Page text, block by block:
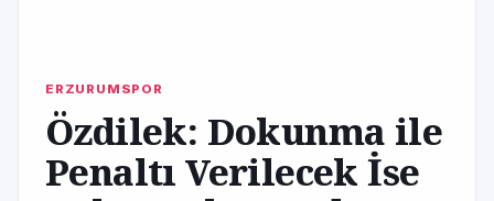
ERZURUMSPOR
Özdilek: Dokunma ile
Penaltı Verilecek İse